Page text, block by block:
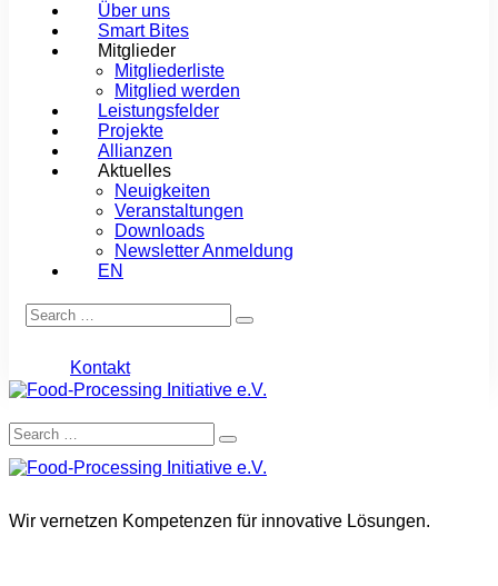
Über uns
Smart Bites
Mitglieder
Mitgliederliste
Mitglied werden
Leistungsfelder
Projekte
Allianzen
Aktuelles
Neuigkeiten
Veranstaltungen
Downloads
Newsletter Anmeldung
EN
Kontakt
Wir vernetzen Kompetenzen für innovative Lösungen.